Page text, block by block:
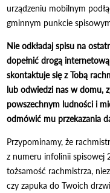
urządzeniu mobilnym
gminnym punkcie
Nie odkładaj spisu na
dopełnić drogą
skontaktuje się z Tobą
lub odwiedzi nas w domu,
powszechnym ludności i
odmówić mu przekazania
Przypominamy, że
z numeru infolinii spisowej
tożsamość rachmistrza,
czy zapuka do Twoich